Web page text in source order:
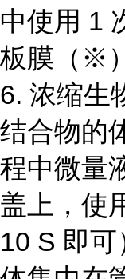
中使用 1
板膜（ ※
6. 浓缩生
结合物的
程中微量
盖上，使
10 S 即可